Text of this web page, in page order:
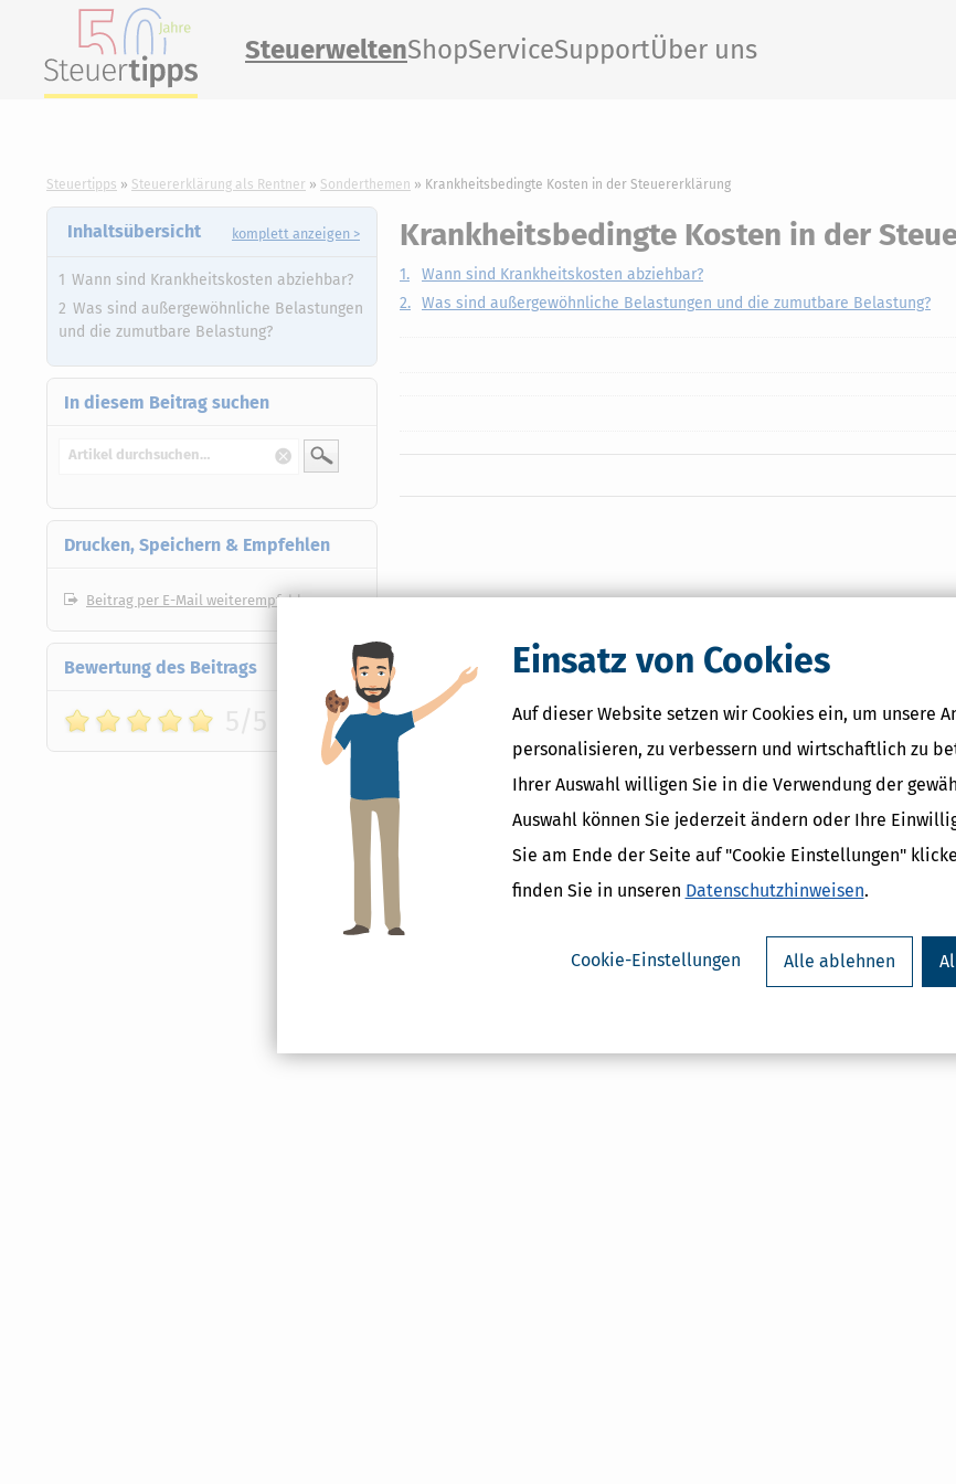
Einsatz von Cookies
Auf dieser Website setzen wir Cookies ein, um unsere
personalisieren, zu verbessern und wirtschaftlich zu
Ihrer Auswahl willigen Sie in die Verwendung der
Auswahl können Sie jederzeit ändern oder Ihre
Sie am Ende der Seite auf "Cookie Einstellungen"
finden Sie in unseren Datenschutzhinweisen.
Cookie-Einstellungen Alle ablehnen
SteuerweltenShopServiceSupportÜber uns
Steuertipps Steuererklärung als Rentner Sonderthemen Krankheitsbedingte Kosten in der Steuererklärung
Krankheitsbedingte Kosten in der
1.
Wann sind Krankheitskosten abziehbar?
2. Was sind außergewöhnliche Belastungen und die zumutbare Belastung?
komplett anzeigen >
Inhaltsübersicht
Wann sind Krankheitskosten abziehbar?
Was sind außergewöhnliche Belastungen
und die zumutbare Belastung?
In diesem Beitrag suchen
Drucken, Speichern & Empfehlen
Beitrag per E-Mail weiterempfehlen
Bewertung des Beitrags